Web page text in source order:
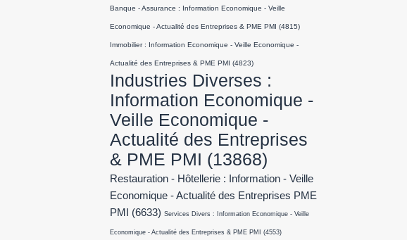
Banque - Assurance : Information Economique - Veille
Economique - Actualité des Entreprises & PME PMI (4815)
Immobilier : Information Economique - Veille Economique -
Actualité des Entreprises & PME PMI (4823)
Industries Diverses :
Information Economique -
Veille Economique -
Actualité des Entreprises
& PME PMI (13868)
Restauration - Hôtellerie : Information - Veille
Economique - Actualité des Entreprises PME
PMI
(6633) Services Divers : Information Economique - Veille
Economique - Actualité des Entreprises & PME PMI (4553)